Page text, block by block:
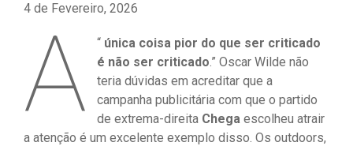
4 de Fevereiro, 2026
“
A
única coisa pior do que ser criticado
é não ser criticado .” Oscar Wilde não
teria dúvidas em acreditar que a
campanha publicitária com que o partido
de extrema-direita Chega escolheu atrair
a atenção é um excelente exemplo disso. Os outdoors,